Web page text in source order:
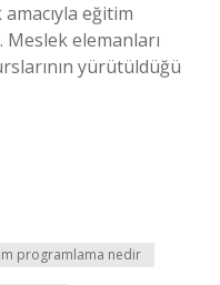
eğitim
Meslek elemanları
yürütüldüğü
programlama nedir